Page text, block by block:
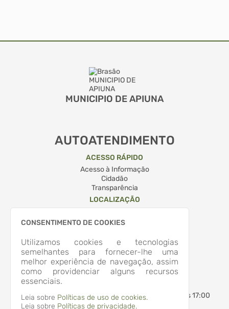
CONSENTIMENTO DE COOKIES
Utilizamos cookies e tecnologias
semelhantes para fornecer-lhe uma
melhor experiência de navegação, assim
como providenciar alguns recursos
essenciais.
Leia sobre Políticas de uso de cookies.
Leia sobre Políticas de privacidade.
MUNICIPIO DE APIUNA
AUTOATENDIMENTO
ACESSO RÁPIDO
Acesso à Informação
Cidadão
Transparência
LOCALIZAÇÃO
Apiúna/
Abrir no Mapa
CONTATOS
(47) 3353-2500
administracao@apiuna.sc.gov.br
Segunda-feira a Sexta-feira7:30 às 12:00 - 13:30 às 17:00